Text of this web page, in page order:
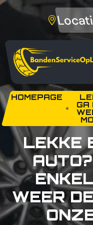
HOMEPAGE
GA
LEKKE
WEER